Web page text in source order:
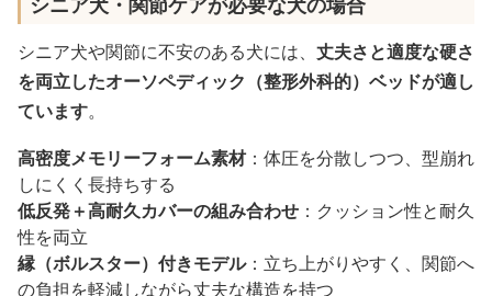
シニア犬や関節に不安のある犬には、 丈夫さと適度な硬さ
を両立したオーソペディック（整形外科的）ベッドが適し
ています。
高密度メモリーフォーム素材：体圧を分散しつつ、型崩れ
しにくく長持ちする
低反発＋高耐久カバーの組み合わせ ：クッション性と耐久
性を両立
縁（ボルスター）付きモデル：立ち上がりやすく、関節へ
の負担を軽減しながら丈夫な構造を持つ